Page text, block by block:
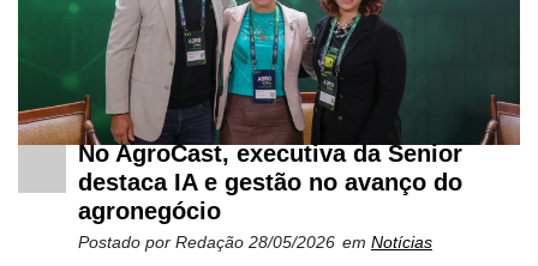
No AgroCast, executiva da Senior
destaca IA e gestão no avanço do
agronegócio
Postado por Redação 28/05/2026 em Notícias